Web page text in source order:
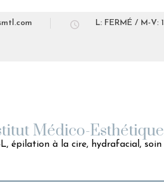
L: FERMÉ / M-V:
Médico-Esthétique
épilation à la cire, hydrafacial,